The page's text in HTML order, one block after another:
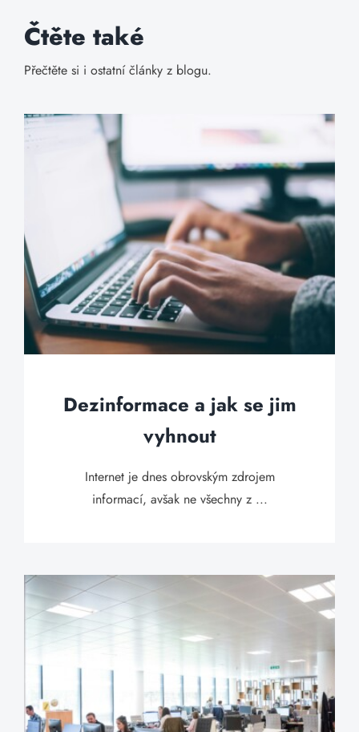
Čtěte také
Přečtěte si i ostatní články z blogu.
Dezinformace a jak se jim
vyhnout
Internet je dnes obrovským zdrojem
informací, avšak ne všechny z ...